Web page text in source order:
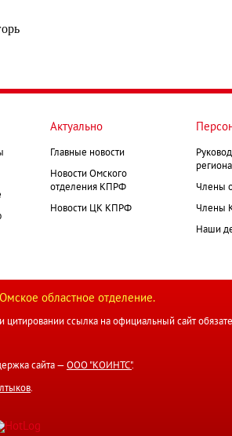
Актуально
Главные новости
Новости Омского
отделения КПРФ
Новости ЦК КПРФ
Члены
Члены
Наши
областное отделение.
цитировании ссылка на официальный сайт
сайта — ООО "КОИНТС".
.